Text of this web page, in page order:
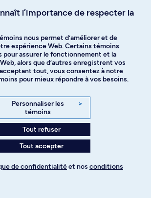
à explorer
au bout des doigts
de votre côté en ajoutant plusieurs
demande d’admission. Voici d’autres
piqué la curiosité des candidates et
par ce programme :
supérieures
travail
partiel
Diplôme d'études
Toxicologie et
du risque
2-486-1-2
l’importance de respecter la
nous permet d’améliorer et de
expérience Web. Certains témoins
pour assurer le fonctionnement et la
alors que d’autres enregistrent vos
tout, vous consentez à notre
pour mieux répondre à vos besoins.
Personnaliser les
témoins
>
Tout refuser
Tout accepter
de confidentialitéet nos conditions